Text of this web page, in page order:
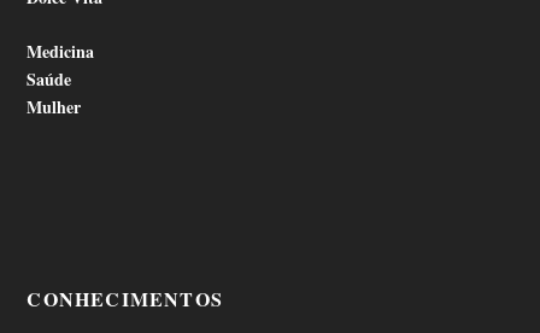
Medicina
Saúde
Mulher
CONHECIMENTOS